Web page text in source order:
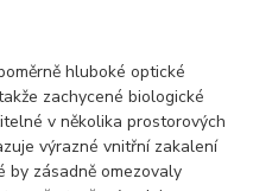
hluboké optické
zachycené biologické
v několika prostorových
výrazné vnitřní zakalení
by zásadně omezovaly